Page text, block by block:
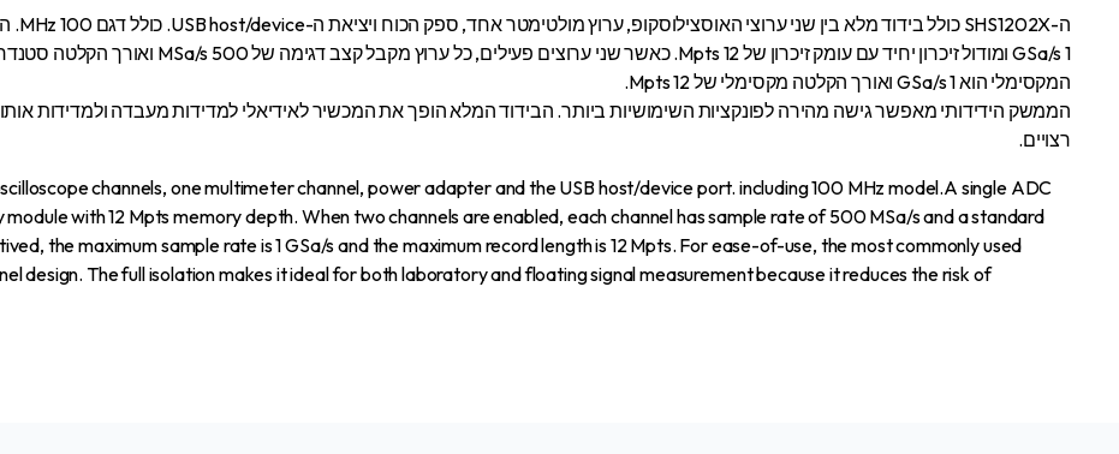
המקסימלי הוא 1 GSa/s ואורך הקלטה מקסימלי של 12 Mpts.
הממשק הידידותי מאפשר גישה מהירה לפונקציות השימושיות ביותר. הבידוד המלא הופך את המכשיר לאידיאלי למדידות מעבדה ולמדידות
רצויים.
channels, one multimeter channel, power adapter and the USB host/device port. including 100 MHz model.A single ADC
with 12 Mpts memory depth. When two channels are enabled, each channel has sample rate of 500 MSa/s and a standard
the maximum sample rate is 1 GSa/s and the maximum record length is 12 Mpts. For ease-of-use, the most commonly used
design. The full isolation makes it ideal for both laboratory and floating signal measurement because it reduces the risk of